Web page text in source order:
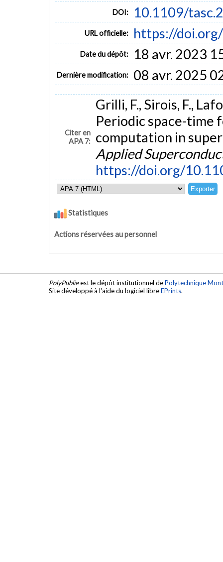
DOI: 10.1109/
URL officielle: https://
Date du dépôt: 18 avr. 2023
Dernière modification: 08 avr. 2025
Citer en
APA 7:
Grilli, F., Sirois, F.,
Periodic space-time
computation in
Applied
https://doi.org/
Statistiques
Actions réservées au personnel
PolyPublieest le dépôt institutionnel dePolytechnique
Site développé à l'aide du logiciel libreEPrints.